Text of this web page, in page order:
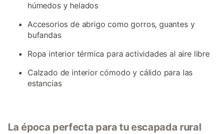
húmedos y helados
Accesorios de abrigo como gorros, guantes y
bufandas
Ropa interior térmica para actividades al aire libre
Calzado de interior cómodo y cálido para las
estancias
La época perfecta para tu escapada rural